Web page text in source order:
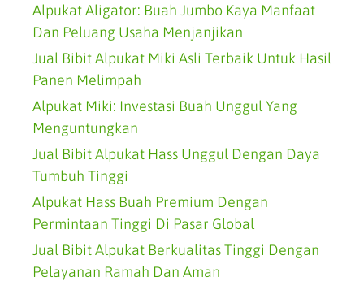
Alpukat Aligator: Buah Jumbo Kaya Manfaat
Dan Peluang Usaha Menjanjikan
Jual Bibit Alpukat Miki Asli Terbaik Untuk Hasil
Panen Melimpah
Alpukat Miki: Investasi Buah Unggul Yang
Menguntungkan
Jual Bibit Alpukat Hass Unggul Dengan Daya
Tumbuh Tinggi
Alpukat Hass Buah Premium Dengan
Permintaan Tinggi Di Pasar Global
Jual Bibit Alpukat Berkualitas Tinggi Dengan
Pelayanan Ramah Dan Aman